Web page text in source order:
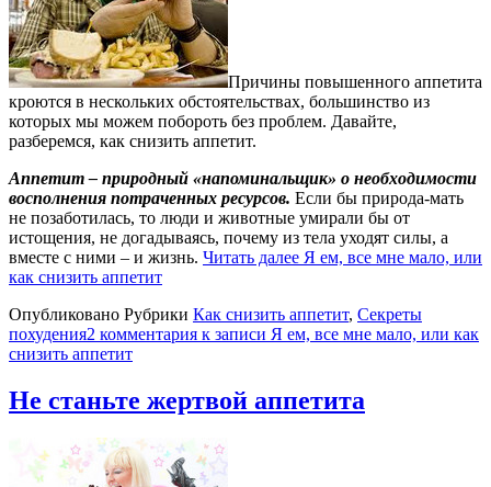
Причины повышенного аппетита
кроются в нескольких обстоятельствах, большинство из
которых мы можем побороть без проблем. Давайте,
разберемся, как снизить аппетит.
Аппетит – природный «напоминальщик» о необходимости
восполнения потраченных ресурсов. Если бы природа-мать
не позаботилась, то люди и животные умирали бы от
истощения, не догадываясь, почему из тела уходят силы, а
вместе с ними – и жизнь. Читать далее Я ем, все мне мало, или
как снизить аппетит
Опубликовано Рубрики Как снизить аппетит, Секреты
похудения2 комментария к записи Я ем, все мне мало, или как
снизить аппетит
Не станьте жертвой аппетита